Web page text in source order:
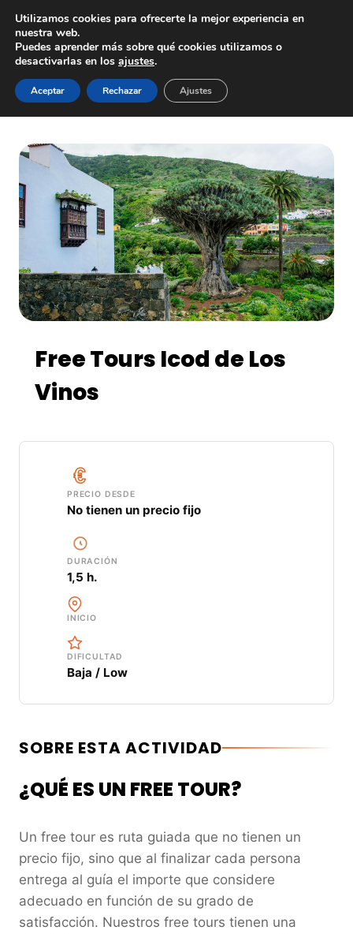
contenido
Inicio Tienda Free Tours / Free Tours Icod de Los Vinos
Free Tours Icod de Los
Vinos
PRECIO DESDE
No tienen un precio fijo
DURACIÓN
1,5 h.
INICIO
DIFICULTAD
Baja / Low
SOBRE ESTA ACTIVIDAD
¿QUÉ ES UN FREE TOUR?
Un free tour es ruta guiada que no tienen un
precio fijo, sino que al finalizar cada persona
entrega al guía el importe que considere
adecuado en función de su grado de
satisfacción. Nuestros free tours tienen una
Utilizamos cookies para ofrecerte la mejor experiencia en
nuestra web.
Puedes aprender más sobre qué cookies utilizamos o
desactivarlas en los ajustes.
Aceptar Rechazar Ajustes